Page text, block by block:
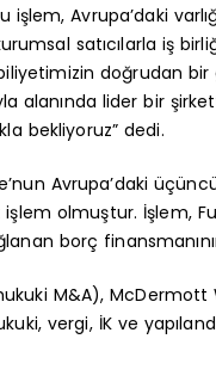
Avrupa’daki
satıcılarla iş
doğrudan bir
lider bir
bekliyoruz” dedi.
Avrupa’daki
olmuştur. İşlem,
borç
M&A),
vergi, İK ve